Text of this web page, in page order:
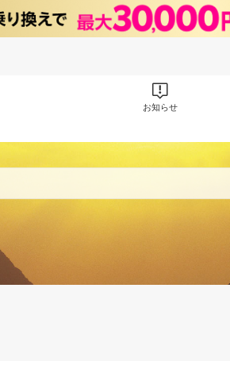
お知らせ